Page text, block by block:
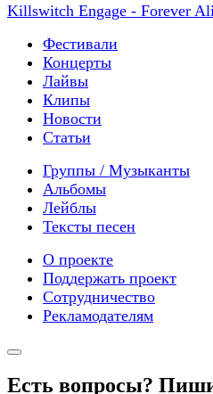
Killswitch Engage - Forever
Фестивали
Концерты
Лайвы
Клипы
Новости
Статьи
Группы / Музыканты
Альбомы
Лейблы
Тексты песен
О проекте
Поддержать проект
Сотрудничество
Рекламодателям
Есть вопросы?